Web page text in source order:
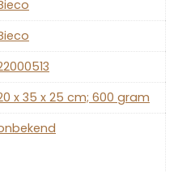
x 35 x 25 cm; 600 gram